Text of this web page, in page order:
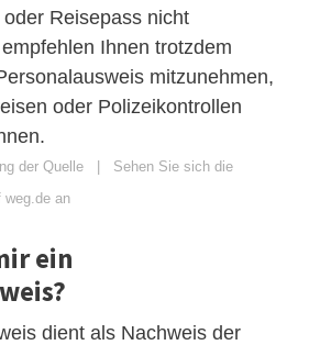
Reisepass nicht
Ihnen trotzdem
mitzunehmen,
oder Polizeikontrollen
der Quelle | Sehen Sie sich die
weg.de an
ein
dient als Nachweis der